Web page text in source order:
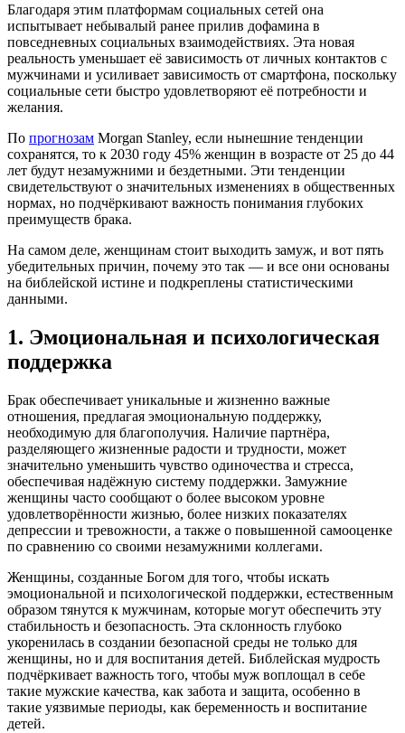
Благодаря этим платформам социальных сетей она
испытывает небывалый ранее прилив дофамина в
повседневных социальных взаимодействиях. Эта новая
реальность уменьшает её зависимость от личных контактов с
мужчинами и усиливает зависимость от смартфона, поскольку
социальные сети быстро удовлетворяют её потребности и
желания.
По прогнозам Morgan Stanley, если нынешние тенденции
сохранятся, то к 2030 году 45% женщин в возрасте от 25 до 44
лет будут незамужними и бездетными. Эти тенденции
свидетельствуют о значительных изменениях в общественных
нормах, но подчёркивают важность понимания глубоких
преимуществ брака.
На самом деле, женщинам стоит выходить замуж, и вот пять
убедительных причин, почему это так — и все они основаны
на библейской истине и подкреплены статистическими
данными.
1. Эмоциональная и психологическая
поддержка
Брак обеспечивает уникальные и жизненно важные
отношения, предлагая эмоциональную поддержку,
необходимую для благополучия. Наличие партнёра,
разделяющего жизненные радости и трудности, может
значительно уменьшить чувство одиночества и стресса,
обеспечивая надёжную систему поддержки. Замужние
женщины часто сообщают о более высоком уровне
удовлетворённости жизнью, более низких показателях
депрессии и тревожности, а также о повышенной самооценке
по сравнению со своими незамужними коллегами.
Женщины, созданные Богом для того, чтобы искать
эмоциональной и психологической поддержки, естественным
образом тянутся к мужчинам, которые могут обеспечить эту
стабильность и безопасность. Эта склонность глубоко
укоренилась в создании безопасной среды не только для
женщины, но и для воспитания детей. Библейская мудрость
подчёркивает важность того, чтобы муж воплощал в себе
такие мужские качества, как забота и защита, особенно в
такие уязвимые периоды, как беременность и воспитание
детей.